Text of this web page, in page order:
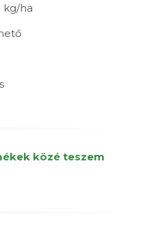
kg/ha
közé teszem